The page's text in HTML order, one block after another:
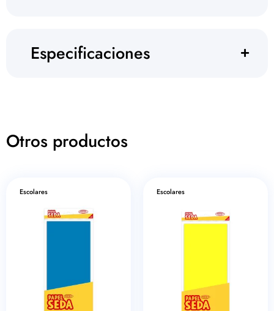
Especificaciones
Otros productos
Escolares Escolares